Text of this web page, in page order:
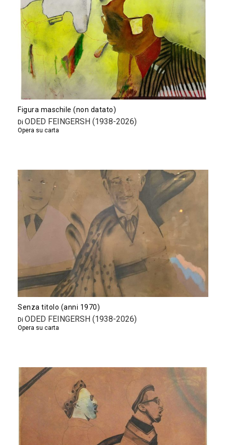
Figura maschile (non datato)
Di ODED FEINGERSH (1938-2026)
Opera su carta
Senza titolo (anni 1970)
Di ODED FEINGERSH (1938-2026)
Opera su carta